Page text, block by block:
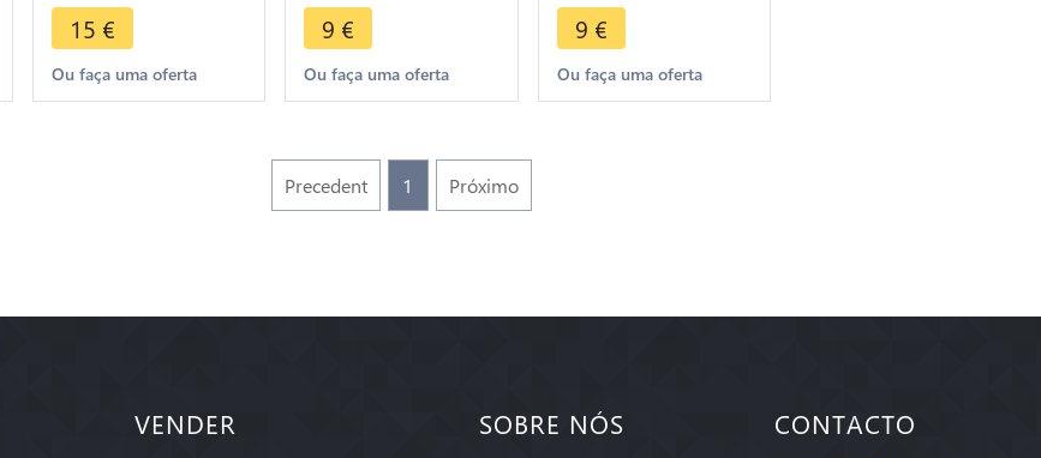
Sjre 1986 -> M offer
15 €
Ou faça uma oferta
Antonio Paez 1992
AU -> M offer
9 €
Ou faça uma oferta
offer
9 €
Ou faça uma oferta
Precedent 1 Próximo
VENDER SOBRE NÓS CONTACTO